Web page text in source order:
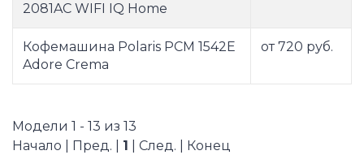
2081AC WIFI IQ Home
Кофемашина Polaris PCM 1542E
Adore Crema
от 720 руб.
Модели 1 - 13 из 13
Начало | Пред. | 1 | След. | Конец